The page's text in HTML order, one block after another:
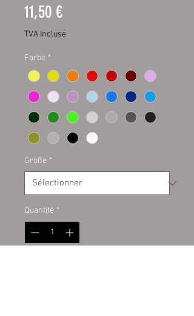
11,50 €Prix
TVA Incluse
Farbe *
Größe *
Quantité *